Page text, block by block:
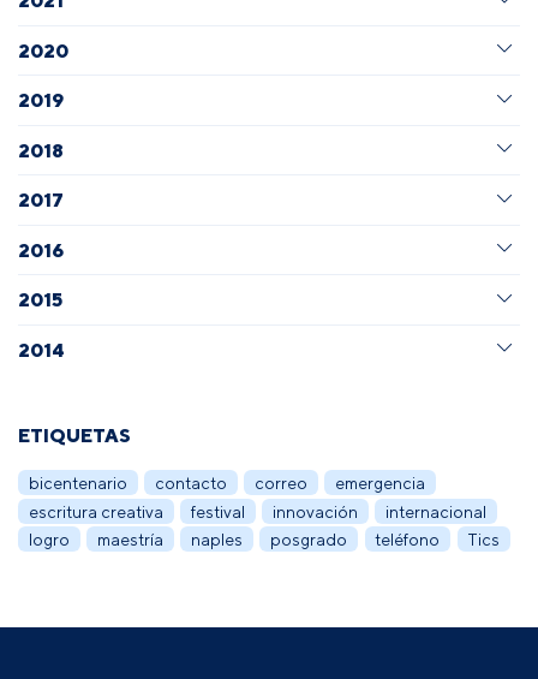
2020
2019
2018
2017
2016
2015
2014
ETIQUETAS
bicentenario contacto correo
emergencia
escritura creativa
festival innovación
internacional
logro
maestría naples posgrado teléfono Tics